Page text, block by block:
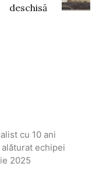
deschisă
cu 10 ani
echipei
2025